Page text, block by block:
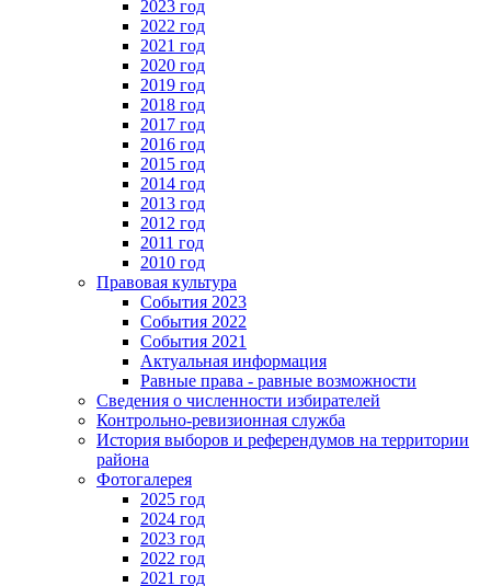
2023 год
2022 год
2021 год
2020 год
2019 год
2018 год
2017 год
2016 год
2015 год
2014 год
2013 год
2012 год
2011 год
2010 год
Правовая культура
События 2023
События 2022
События 2021
Актуальная информация
Равные права - равные возможности
Сведения о численности избирателей
Контрольно-ревизионная служба
История выборов и референдумов на территории
района
Фотогалерея
2025 год
2024 год
2023 год
2022 год
2021 год